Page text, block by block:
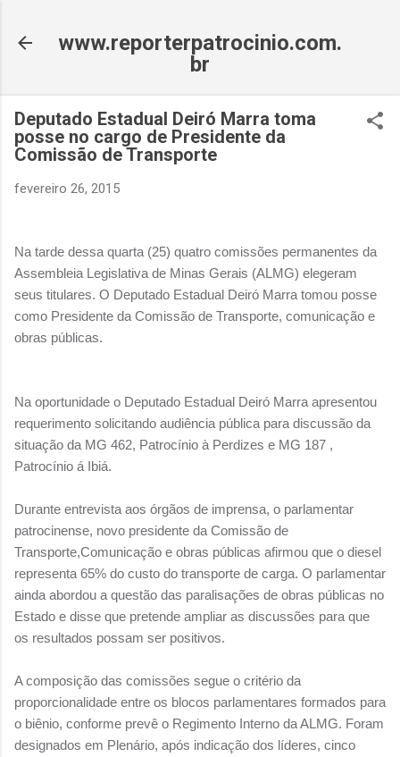
www.reporterpatrocinio.com.
br
Deputado Estadual Deiró Marra toma
posse no cargo de Presidente da
Comissão de Transporte
fevereiro 26, 2015
Na tarde dessa quarta (25) quatro comissões permanentes da
Assembleia Legislativa de Minas Gerais (ALMG) elegeram
seus titulares. O Deputado Estadual Deiró Marra tomou posse
como Presidente da Comissão de Transporte, comunicação e
obras públicas.
Na oportunidade o Deputado Estadual Deiró Marra apresentou
requerimento solicitando audiência pública para discussão da
situação da MG 462, Patrocínio à Perdizes e MG 187 ,
Patrocínio á Ibiá.
Durante entrevista aos órgãos de imprensa, o parlamentar
patrocinense, novo presidente da Comissão de
Transporte,Comunicação e obras públicas afirmou que o diesel
representa 65% do custo do transporte de carga. O parlamentar
ainda abordou a questão das paralisações de obras públicas no
Estado e disse que pretende ampliar as discussões para que
os resultados possam ser positivos.
A composição das comissões segue o critério da
proporcionalidade entre os blocos parlamentares formados para
o biênio, conforme prevê o Regimento Interno da ALMG. Foram
designados em Plenário, após indicação dos líderes, cinco